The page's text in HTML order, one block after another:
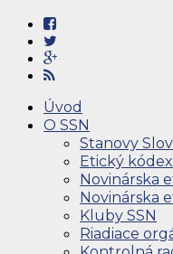
Úvod
O SSN
Stanovy
Etický
Novinárska
Novinárska
Kluby SSN
Riadiace